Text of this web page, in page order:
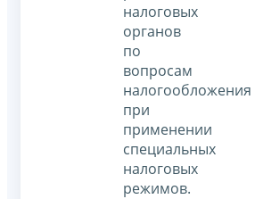
налоговых
органов
по
вопросам
налогообложения
при
применении
специальных
налоговых
режимов.